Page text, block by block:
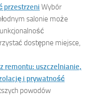
przestrzeni Wybór
salonie może
dostępne miejsce,
remontu: uszczelnianie,
i prywatność
powodów